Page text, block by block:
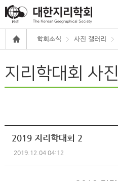
학회소식 사진 갤러리
지리학대회 사진
2019 지리학대회 2
2019.12.04 04:12